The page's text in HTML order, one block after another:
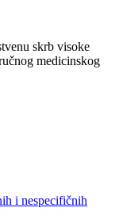
skrb visoke
medicinskog
i nespecifičnih